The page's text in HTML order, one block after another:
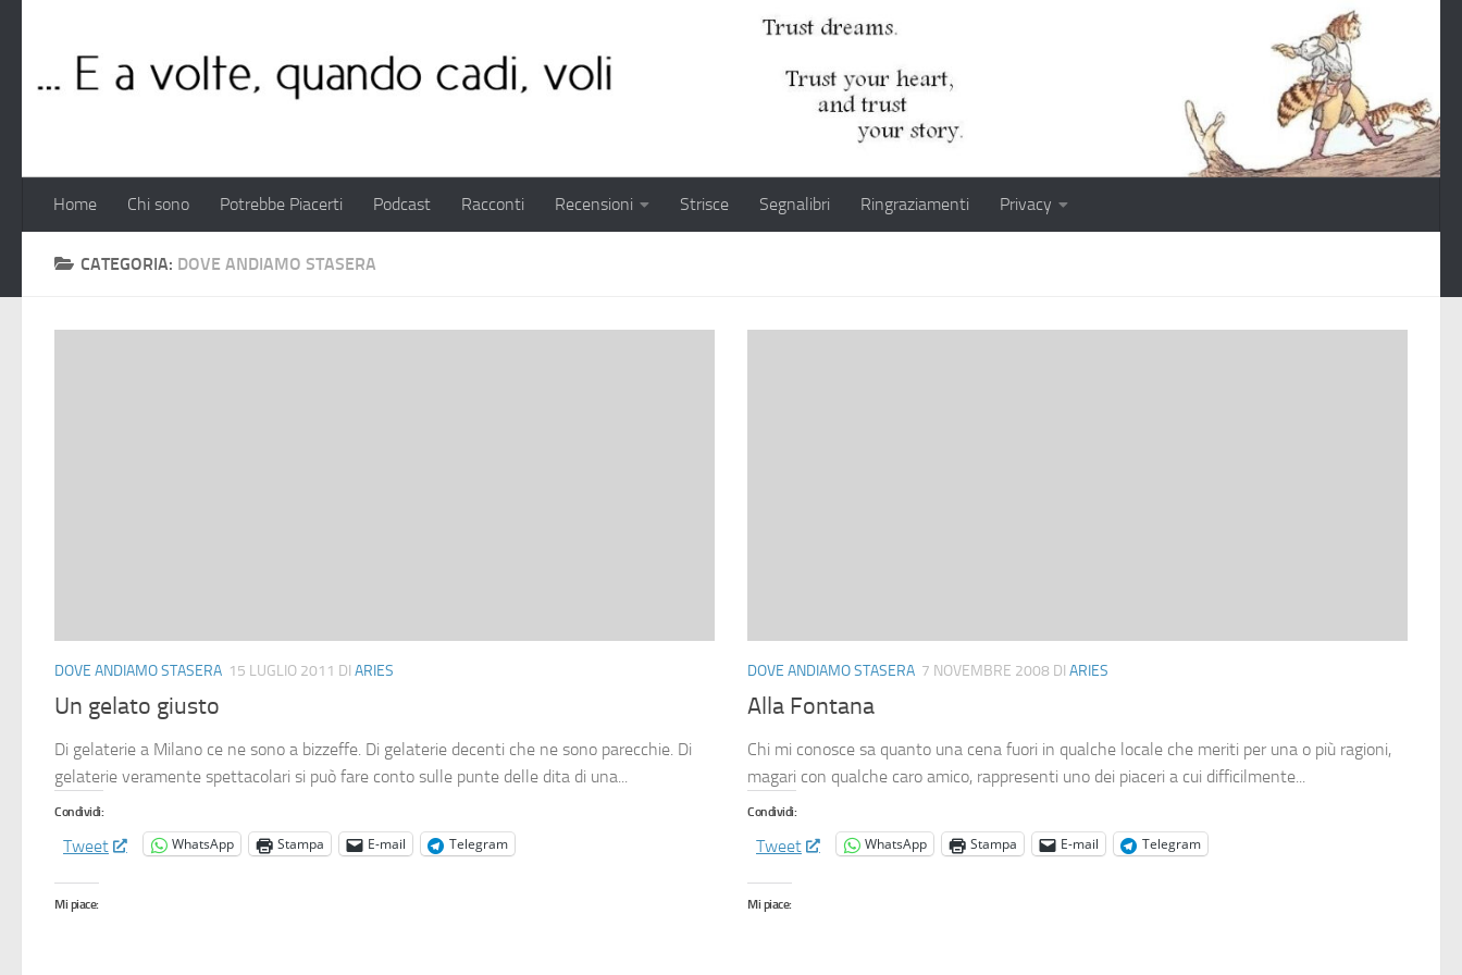
Home Chi sono Potrebbe Piacerti Podcast Racconti Recensioni Strisce Segnalibri Ringraziamenti Privacy
CATEGORIA: DOVE ANDIAMO STASERA
DOVE ANDIAMO STASERA 15 LUGLIO 2011 DI ARIES
Un gelato giusto
Di gelaterie a Milano ce ne sono a bizzeffe. Di gelaterie decenti che ne sono parecchie. Di
gelaterie veramente spettacolari si può fare conto sulle punte delle dita di una...
Condividi:
Tweet WhatsApp Stampa E-mail Telegram
Mi piace:
DOVE ANDIAMO STASERA 7 NOVEMBRE 2008 DI ARIES
Alla Fontana
Chi mi conosce sa quanto una cena fuori in qualche locale che meriti per una o più ragioni,
magari con qualche caro amico, rappresenti uno dei piaceri a cui difficilmente...
Condividi:
Tweet WhatsApp Stampa E-mail Telegram
Mi piace: